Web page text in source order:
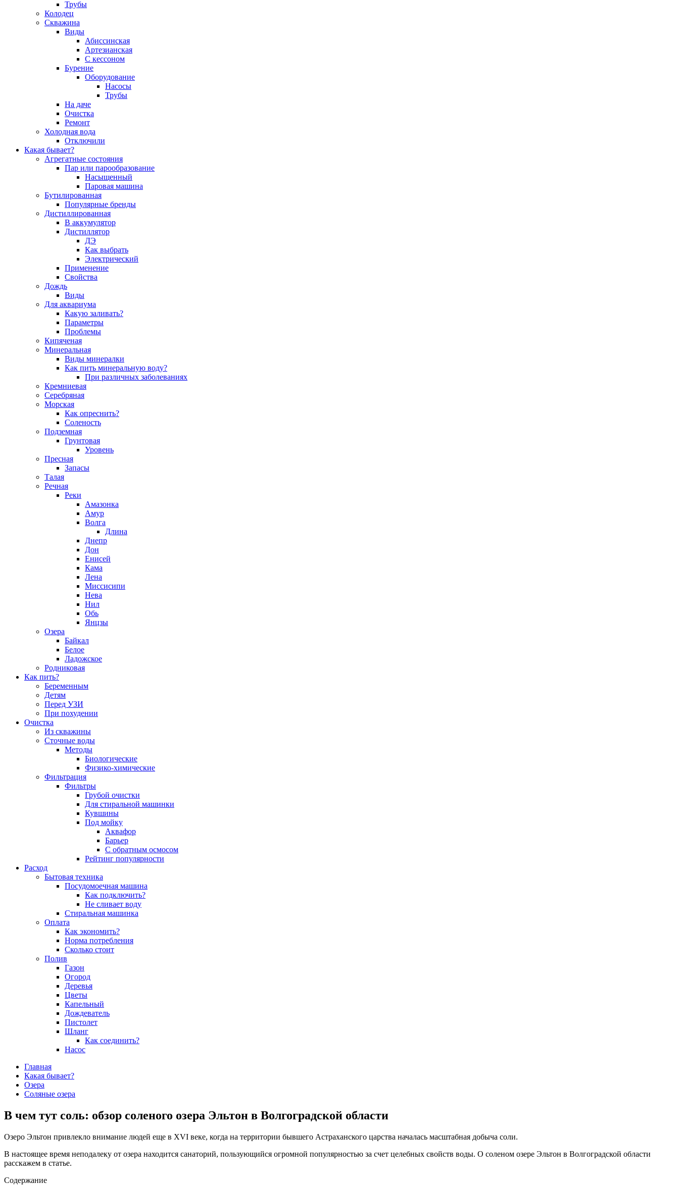
Трубы
Колодец
Скважина
Виды
Абиссинская
Артезианская
С кессоном
Бурение
Оборудование
Насосы
Трубы
На даче
Очистка
Ремонт
Холодная вода
Отключили
Какая бывает?
Агрегатные состояния
Пар или парообразование
Насыщенный
Паровая машина
Бутилированная
Популярные бренды
Дистиллированная
В аккумулятор
Дистиллятор
ДЭ
Как выбрать
Электрический
Применение
Свойства
Дождь
Виды
Для аквариума
Какую заливать?
Параметры
Проблемы
Кипяченая
Минеральная
Виды минералки
Как пить минеральную воду?
При различных заболеваниях
Кремниевая
Серебряная
Морская
Как опреснить?
Соленость
Подземная
Грунтовая
Уровень
Пресная
Запасы
Талая
Речная
Реки
Амазонка
Амур
Волга
Длина
Днепр
Дон
Енисей
Кама
Лена
Миссисипи
Нева
Нил
Обь
Янцзы
Озера
Байкал
Белое
Ладожское
Родниковая
Как пить?
Беременным
Детям
Перед УЗИ
При похудении
Очистка
Из скважины
Сточные воды
Методы
Биологические
Физико-химические
Фильтрация
Фильтры
Грубой очистки
Для стиральной машинки
Кувшины
Под мойку
Аквафор
Барьер
С обратным осмосом
Рейтинг популярности
Расход
Бытовая техника
Посудомоечная машина
Как подключить?
Не сливает воду
Стиральная машинка
Оплата
Как экономить?
Норма потребления
Сколько стоит
Полив
Газон
Огород
Деревья
Цветы
Капельный
Дождеватель
Пистолет
Шланг
Как соединить?
Насос
Главная
Какая бывает?
Озера
Соляные озера
В чем тут соль: обзор соленого озера Эльтон в Волгоградской области
Озеро Эльтон привлекло внимание людей еще в XVI веке, когда на территории бывшего Астраханского царства началась масштабная добыча соли.
В настоящее время неподалеку от озера находится санаторий, пользующийся огромной популярностью за счет целебных свойств воды. О соленом озере Эльтон в Волгоградской области
расскажем в статье.
Содержание